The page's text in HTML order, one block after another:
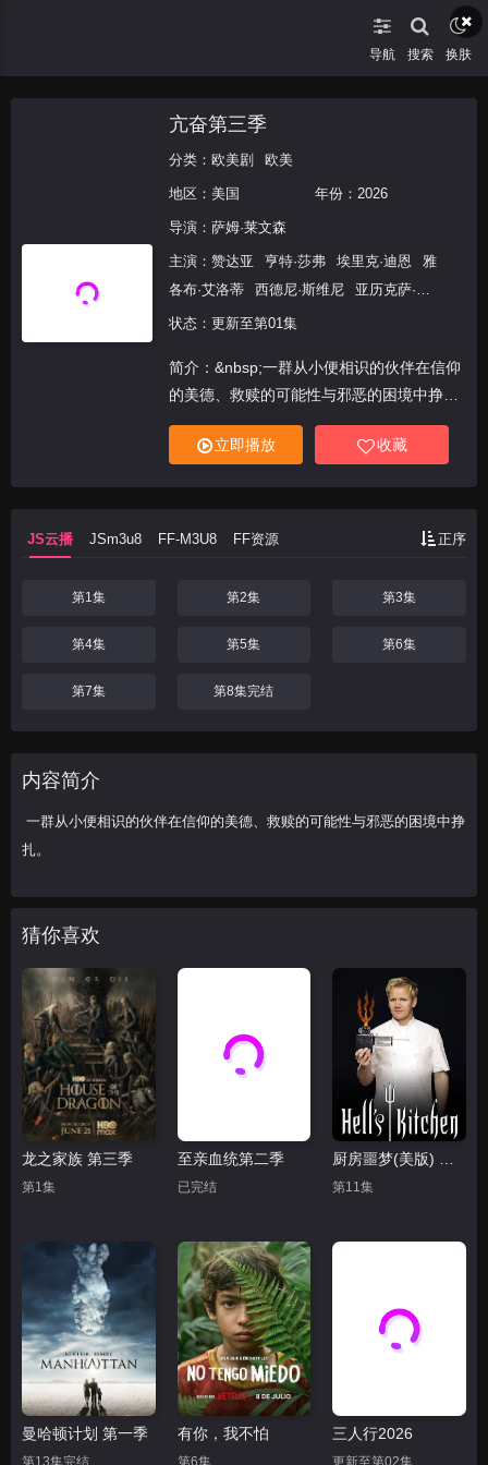
导航 搜索 换肤
亢奋第三季
分类： 欧美剧 欧美
地区： 美国 年份： 2026
导演： 萨姆·莱文森
主演： 赞达亚 亨特·莎弗 埃里克·迪恩
雅
各布·艾洛蒂
西德尼·斯维尼
亚历克萨·德
米
茉德·阿帕图 玛莎·凯莉
士
科尔曼·多明戈 多米尼克·菲克
妮卡·
金
阿兰娜·乌巴赫
索菲亚·罗斯·威尔逊
梅尔文·博内兹·埃斯蒂斯
扎克·斯坦纳
Marsha
Gambles
莎朗·斯通 罗莎莉亚
丹妮尔·戴
特·布莱克
贝拉·波达拉斯
状态：更新至第01集
简介：&nbsp;一群从小便相识的伙伴在信仰
的美德、救赎的可能性与邪恶的困境中挣
扎。
立即播放
收藏
JS云播 JSm3u8 FF-M3U8 FF资源 正序
第1集 第2集 第3集
第4集 第5集 第6集
第7集 第8集完结
内容简介
一群从小便相识的伙伴在信仰的美德、救赎的可能性与邪恶的困境中挣
扎。
猜你喜欢
龙之家族 第三季
第1集
至亲血统第二季
已完结
厨房噩梦(美版) 第九季
第11集
曼哈顿计划 第一季
第13集完结
有你，我不怕
第6集
三人行2026
更新至第02集